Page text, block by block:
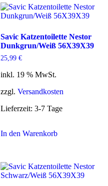
Savic Katzentoilette Nestor
Dunkgrun/Weiß 56X39X39
25,99 €
inkl. 19 % MwSt.
zzgl. Versandkosten
Lieferzeit: 3-7 Tage
In den Warenkorb